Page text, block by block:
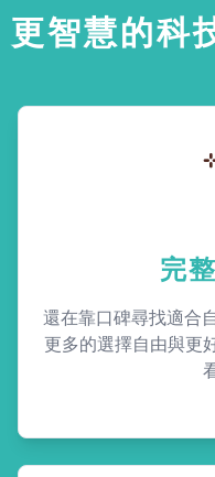
更智慧的科
完
還在靠口碑尋找適合
更多的選擇自由與更